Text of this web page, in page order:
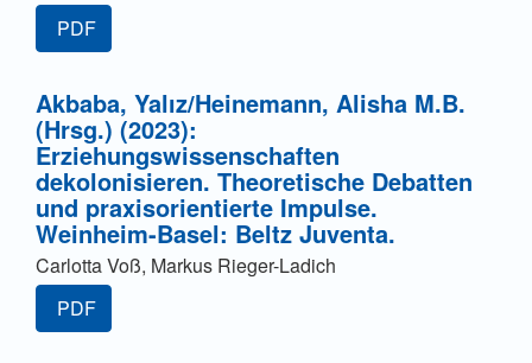
PDF
Akbaba, Yalız/Heinemann, Alisha M.B.
(Hrsg.) (2023):
Erziehungswissenschaften
dekolonisieren. Theoretische Debatten
und praxisorientierte Impulse.
Weinheim-Basel: Beltz Juventa.
Carlotta Voß, Markus Rieger-Ladich
PDF